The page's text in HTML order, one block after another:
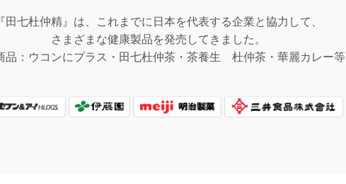
田七杜仲精』は、これまでに日本を代表する企業と協力して、
さまざまな健康製品を発売してきました。
品：ウコンにプラス・田七杜仲茶・茶養生 杜仲茶・華麗カレー等